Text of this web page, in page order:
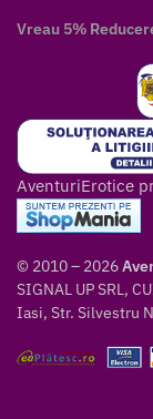
Vreau 5%
AventuriErotice
© 2010 – 2026
SIGNAL UP SRL,
Iasi, Str. Silvestru